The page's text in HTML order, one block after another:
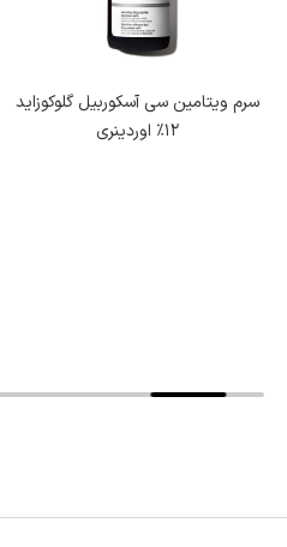
سرم ویتامین سی آسکوربیل گلوکوزاید
12% اوردینری